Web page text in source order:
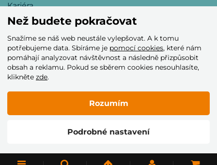
Kariéra
Přijímáme tyto platební karty
© 2005–2026 Helia Trade s.r.o.
Než budete pokračovat
Snažíme se náš web neustále vylepšovat. A k tomu
potřebujeme data. Sbíráme je pomocí cookies, které nám
pomáhají analyzovat návštěvnost a následně přizpůsobit
obsah a reklamu. Pokud se sběrem cookies nesouhlasíte,
klikněte zde.
Podrobné nastavení
Rozumím